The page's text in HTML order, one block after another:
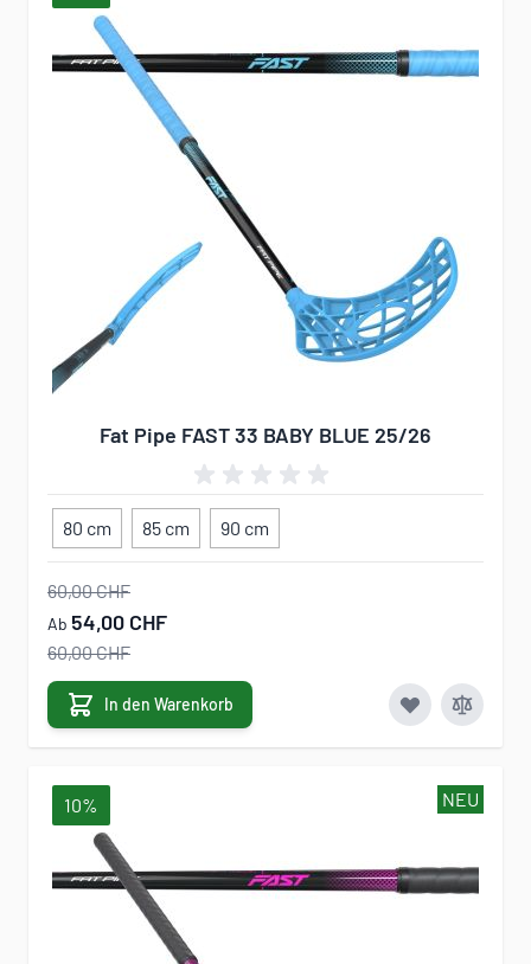
Fat Pipe FAST 33 BABY BLUE 25/26
80 cm 85 cm 90 cm
60,00 CHF
Ab 54,00 CHF
60,00 CHF
In den Warenkorb
NEU
10%